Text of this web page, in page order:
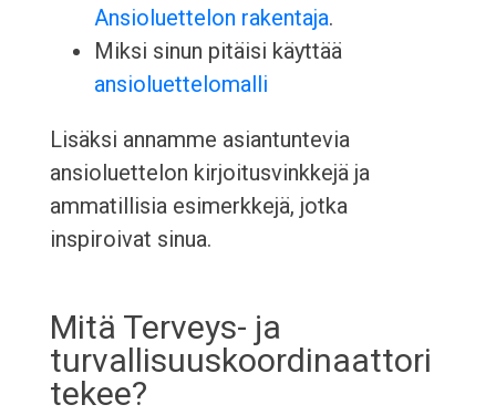
Ansioluettelon rakentaja.
Miksi sinun pitäisi käyttää
ansioluettelomalli
Lisäksi annamme asiantuntevia
ansioluettelon kirjoitusvinkkejä ja
ammatillisia esimerkkejä, jotka
inspiroivat sinua.
Mitä Terveys- ja
turvallisuuskoordinaattori
tekee?